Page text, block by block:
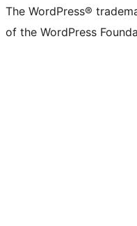
The WordPress®
of the WordPress